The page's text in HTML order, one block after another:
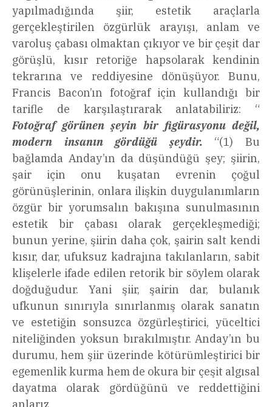
yapılmadığında şiir, estetik araçlarla
gerçekleştirilen özgürlük arayışı, anlam ve
varoluş çabası olmaktan çıkıyor ve bir çeşit dar
görüşlü, kısır retoriğe hapsolarak kendinin
tekrarına ve reddiyesine dönüşüyor. Bunu,
Francis Bacon’ın fotoğraf için kullandığı bir
tarifle de karşılaştırarak anlatabiliriz: “
Fotoğraf görünen şeyin bir figürasyonu değil,
modern insanın gördüğü şeydir. “(1) Bu
bağlamda Anday’ın da düşündüğü şey; şiirin,
şair için onu kuşatan evrenin çoğul
görünüşlerinin, onlara ilişkin duygulanımların
özgür bir yorumsalın bakışına sunulmasının
estetik bir çabası olarak gerçekleşmediği;
bunun yerine, şiirin daha çok, şairin salt kendi
kısır, dar, ufuksuz kadrajına takılanların, sabit
klişelerle ifade edilen retorik bir söylem olarak
doğduğudur. Yani şiir, şairin dar, bulanık
ufkunun sınırıyla sınırlanmış olarak sanatın
ve estetiğin sonsuzca özgürleştirici, yüceltici
niteliğinden yoksun bırakılmıştır. Anday’ın bu
durumu, hem şiir üzerinde kötürümleştirici bir
egemenlik kurma hem de okura bir çeşit algısal
dayatma olarak gördüğünü ve reddettiğini
anlarız.